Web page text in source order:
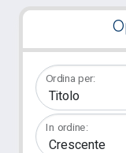
Ordina per:
In ordine: